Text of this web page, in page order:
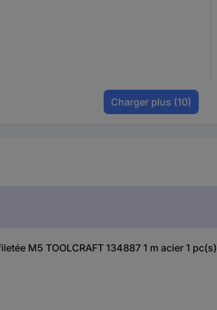
Charger plus (10)
M5 TOOLCRAFT 134887 1 m acier 1 pc(s)